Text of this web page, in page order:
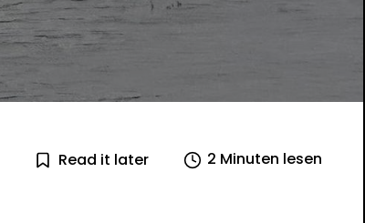
Read it later 2 Minuten lesen